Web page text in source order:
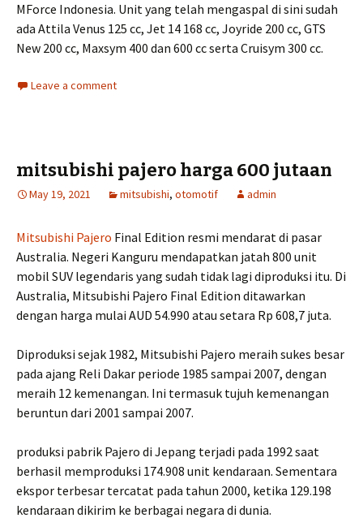
MForce Indonesia. Unit yang telah mengaspal di sini sudah
ada Attila Venus 125 cc, Jet 14 168 cc, Joyride 200 cc, GTS
New 200 cc, Maxsym 400 dan 600 cc serta Cruisym 300 cc.
Leave a comment
mitsubishi pajero harga 600 jutaan
May 19, 2021 mitsubishi, otomotif admin
Mitsubishi Pajero Final Edition resmi mendarat di pasar
Australia. Negeri Kanguru mendapatkan jatah 800 unit
mobil SUV legendaris yang sudah tidak lagi diproduksi itu. Di
Australia, Mitsubishi Pajero Final Edition ditawarkan
dengan harga mulai AUD 54.990 atau setara Rp 608,7 juta.
Diproduksi sejak 1982, Mitsubishi Pajero meraih sukes besar
pada ajang Reli Dakar periode 1985 sampai 2007, dengan
meraih 12 kemenangan. Ini termasuk tujuh kemenangan
beruntun dari 2001 sampai 2007.
produksi pabrik Pajero di Jepang terjadi pada 1992 saat
berhasil memproduksi 174.908 unit kendaraan. Sementara
ekspor terbesar tercatat pada tahun 2000, ketika 129.198
kendaraan dikirim ke berbagai negara di dunia.